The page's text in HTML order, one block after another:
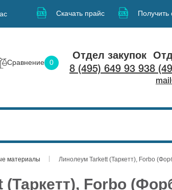
Скачать прайс Получить
Сравнение 0
Отдел закупок
8 (495) 649 93 938
материалы Линолеум Tarkett (Таркетт), Forbo
Forbo